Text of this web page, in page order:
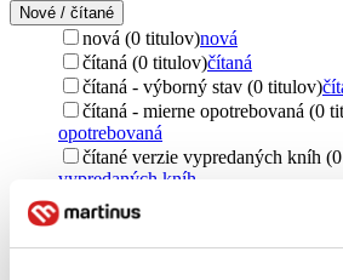
Nové / čítané
nová (0 titulov)nová
čítaná (0 titulov)čítaná
čítaná - výborný stav (0 titulov)
čítaná - mierne opotrebovaná (0
opotrebovaná
čítané verzie vypredaných kníh
vypredaných kníh
Jazyk
slovenčina (1 titul)slovenčina1